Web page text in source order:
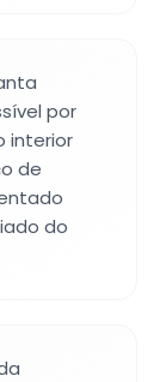
por
interior
de
do